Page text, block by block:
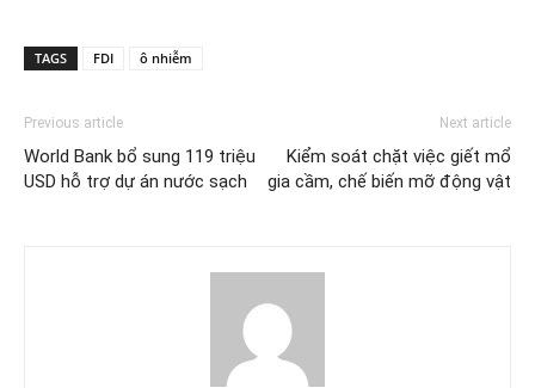
TAGS FDI ô nhiễm
Previous article
World Bank bổ sung 119 triệu
USD hỗ trợ dự án nước sạch
Next article
Kiểm soát chặt việc giết mổ
gia cầm, chế biến mỡ động vật